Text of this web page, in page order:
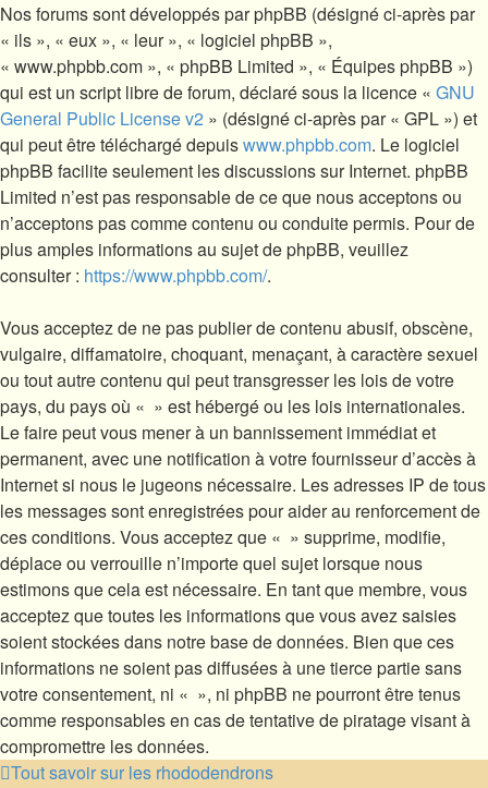
Nos forums sont développés par phpBB (désigné ci-après par
« ils », « eux », « leur », « logiciel phpBB »,
« www.phpbb.com », « phpBB Limited », « Équipes phpBB »)
qui est un script libre de forum, déclaré sous la licence « GNU
General Public License v2 » (désigné ci-après par « GPL ») et
qui peut être téléchargé depuiswww.phpbb.com. Le logiciel
phpBB facilite seulement les discussions sur Internet. phpBB
Limited n’est pas responsable de ce que nous acceptons ou
n’acceptons pas comme contenu ou conduite permis. Pour de
plus amples informations au sujet de phpBB, veuillez
consulter : https://www.phpbb.com/.
Vous acceptez de ne pas publier de contenu abusif, obscène,
vulgaire, diffamatoire, choquant, menaçant, à caractère sexuel
ou tout autre contenu qui peut transgresser les lois de votre
pays, du pays où « » est hébergé ou les lois internationales.
Le faire peut vous mener à un bannissement immédiat et
permanent, avec une notification à votre fournisseur d’accès à
Internet si nous le jugeons nécessaire. Les adresses IP de tous
les messages sont enregistrées pour aider au renforcement de
ces conditions. Vous acceptez que « » supprime, modifie,
déplace ou verrouille n’importe quel sujet lorsque nous
estimons que cela est nécessaire. En tant que membre, vous
acceptez que toutes les informations que vous avez saisies
soient stockées dans notre base de données. Bien que ces
informations ne soient pas diffusées à une tierce partie sans
votre consentement, ni « », ni phpBB ne pourront être tenus
comme responsables en cas de tentative de piratage visant à
compromettre les données.
Tout savoir sur les rhododendrons